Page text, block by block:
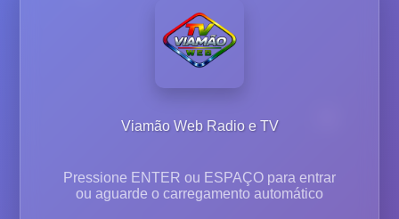
Viamão Web Radio e TV
Pressione ENTER ou ESPAÇO para entrar
ou aguarde o carregamento automático